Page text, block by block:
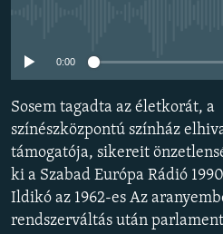
KLÍMAVÁLTOZÁS
A MÚLT TANULSÁGAI
KÖVESSEN MINKET!
0:00
Sosem tagadta az életkorát, a
színészközpontú színház
támogatója, sikereit
ki a Szabad Európa Rádió
Ildikó az 1962-es Az
rendszerváltás után